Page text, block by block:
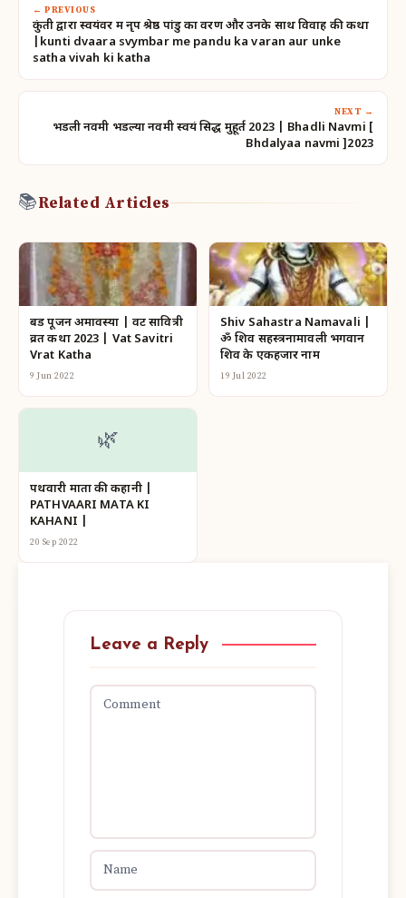
← PREVIOUS
कुंती द्वारा स्वयंवर में नृप श्रेष्ठ पांडु का वरण और उनके साथ विवाह की कथा
|kunti dvaara svymbar me pandu ka varan aur unke
satha vivah ki katha
NEXT →
भडली नवमी भडल्या नवमी स्वयं सिद्ध मुहूर्त 2023 | Bhadli Navmi [
Bhdalyaa navmi ]2023
📚Related Articles
बड पूजन अमावस्या | वट सावित्री
व्रत कथा 2023 | Vat Savitri
Vrat Katha
9 Jun 2022
Shiv Sahastra Namavali |
ॐ शिव सहस्त्रनामावली भगवान
शिव के एकहजार नाम
19 Jul 2022
🌿
पथवारी माता की कहानी |
PATHVAARI MATA KI
KAHANI |
20 Sep 2022
Leave a Reply